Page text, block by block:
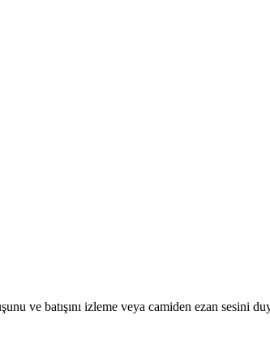
ve batışını izleme veya camiden ezan sesini